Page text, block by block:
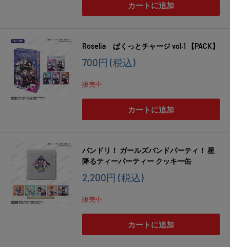
カートに追加
Roselia ぱくっとチャージ vol.1 【PACK】
販
価
格
700円 (税込)
販売中
カートに追加
バンドリ！ ガールズバンドパーティ！ 星
降るティーパーティー クッキー缶
販
価
格
2,200円 (税込)
販売中
カートに追加